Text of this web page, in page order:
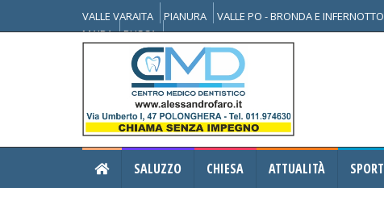
VALLE VARAITA PIANURA VALLE PO - BRONDA E INFERNOTTO
MAIRA
BUSCA
SALUZZO CHIESA ATTUALITÀ SPORT